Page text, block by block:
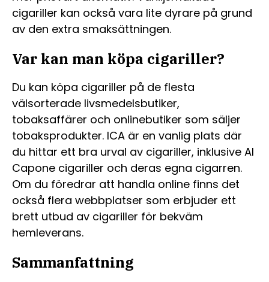
cigariller kan också vara lite dyrare på grund
av den extra smaksättningen.
Var kan man köpa cigariller?
Du kan köpa cigariller på de flesta
välsorterade livsmedelsbutiker,
tobaksaffärer och onlinebutiker som säljer
tobaksprodukter. ICA är en vanlig plats där
du hittar ett bra urval av cigariller, inklusive Al
Capone cigariller och deras egna cigarren.
Om du föredrar att handla online finns det
också flera webbplatser som erbjuder ett
brett utbud av cigariller för bekväm
hemleverans.
Sammanfattning